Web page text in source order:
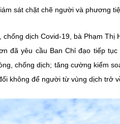
sát chặt chẽ người và phương
dịch Covid-19, bà Phạm
đã yêu cầu Ban Chỉ đạo tiếp
chống dịch; tăng cường kiểm
không để người từ vùng dịch trở